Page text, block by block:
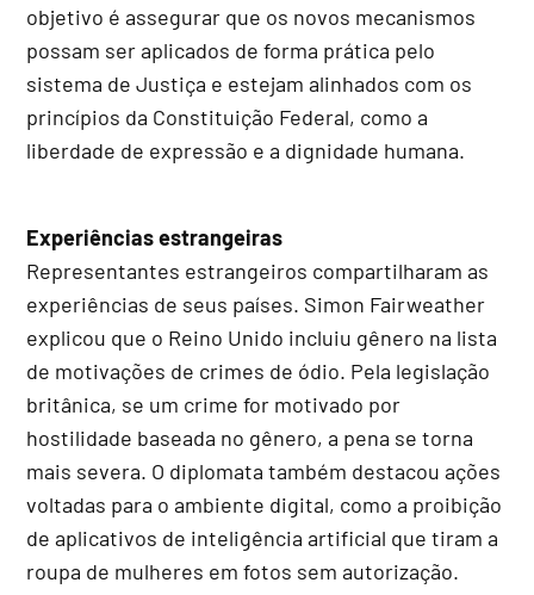
objetivo é assegurar que os novos mecanismos
possam ser aplicados de forma prática pelo
sistema de Justiça e estejam alinhados com os
princípios da Constituição Federal, como a
liberdade de expressão e a dignidade humana.
Experiências estrangeiras
Representantes estrangeiros compartilharam as
experiências de seus países. Simon Fairweather
explicou que o Reino Unido incluiu gênero na lista
de motivações de crimes de ódio. Pela legislação
britânica, se um crime for motivado por
hostilidade baseada no gênero, a pena se torna
mais severa. O diplomata também destacou ações
voltadas para o ambiente digital, como a proibição
de aplicativos de inteligência artificial que tiram a
roupa de mulheres em fotos sem autorização.